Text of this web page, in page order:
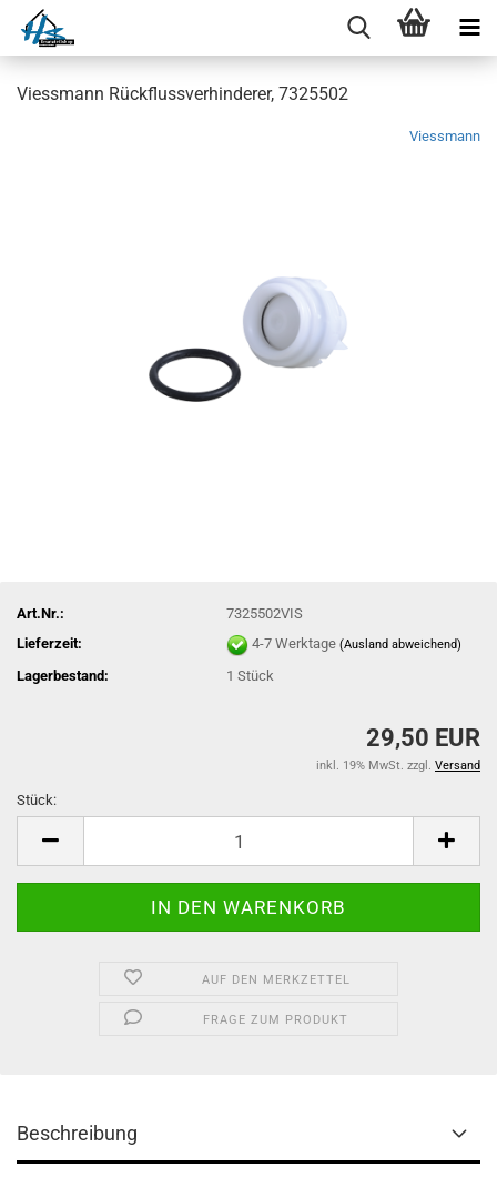
Viessmann Rückflussverhinderer, 7325502
Viessmann
Art.Nr.:
7325502VIS
Lieferzeit:
4-7 Werktage(Ausland abweichend)
Lagerbestand: 1Stück
29,50 EUR
inkl. 19% MwSt. zzgl. Versand
Stück:
AUF DEN MERKZETTEL
FRAGE ZUM PRODUKT
Beschreibung